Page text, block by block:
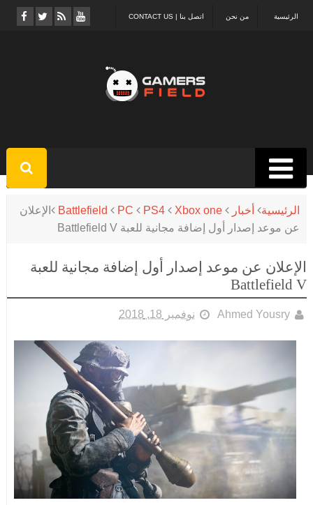
اتصل بنا | CONTACT US من نحن الرئيسية
الرئيسية أخبار Battlefield PC PS4 Xbox one
الإعلان
عن موعد إصدار أول إضافة مجانية للعبة Battlefield V
الإعلان عن موعد إصدار أول إضافة مجانية للعبة
Battlefield V
Ahmed Yousry نوفمبر 18, 2018